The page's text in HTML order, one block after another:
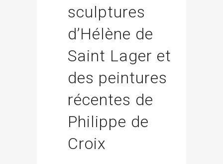
sculptures
d’Hélène de
Saint Lager et
des peintures
récentes de
Philippe de
Croix